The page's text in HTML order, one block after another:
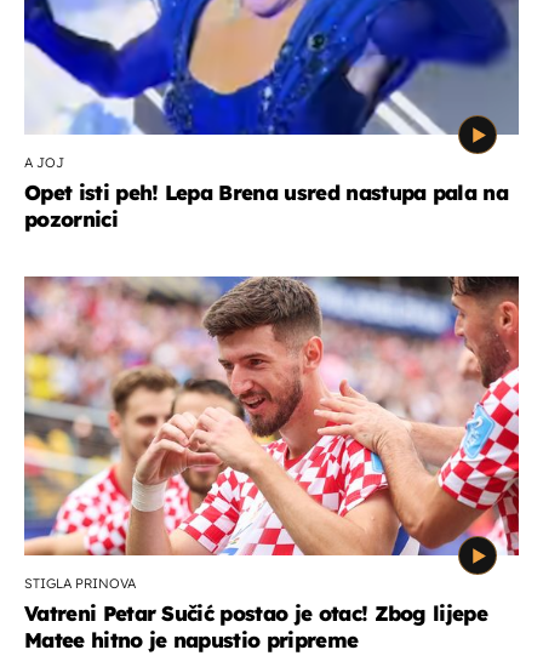
A JOJ
Opet isti peh! Lepa Brena usred nastupa pala na
pozornici
STIGLA PRINOVA
Vatreni Petar Sučić postao je otac! Zbog lijepe
Matee hitno je napustio pripreme